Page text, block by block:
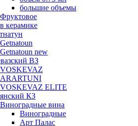
большие объемы
Фруктовое
в керамике
Getnatoun
Getnatoun new
ВЗ
VOSKEVAZ
ARARTUNI
VOSKEVAZ ELITE
КЗ
Виноградные вина
Виноградные
Арт Палас